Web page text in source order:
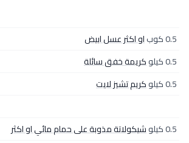
0.5 كوب
او اكثر عسل ابيض
0.5 كيلو
كريمة خفق سائلة
0.5 كيلو
كريم تشيز لايت
0.5 كيلو
شيكولاتة مذوبة على حمام مائي او اكثر